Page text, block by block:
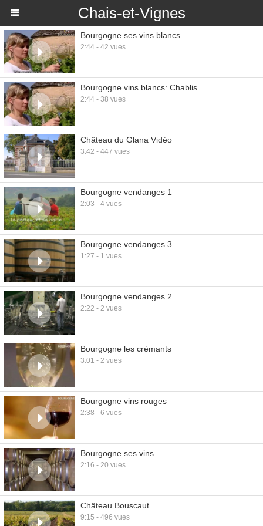
Chais-et-Vignes
Bourgogne ses vins blancs
2:44 - 42 vues
Bourgogne vins blancs: Chablis
2:44 - 38 vues
Château du Glana Vidéo
3:42 - 447 vues
Bourgogne vendanges 1
2:03 - 4 vues
Bourgogne vendanges 3
1:27 - 1 vues
Bourgogne vendanges 2
2:22 - 2 vues
Bourgogne les crémants
3:01 - 2 vues
Bourgogne vins rouges
2:38 - 6 vues
Bourgogne ses vins
2:16 - 20 vues
Château Bouscaut
9:15 - 496 vues